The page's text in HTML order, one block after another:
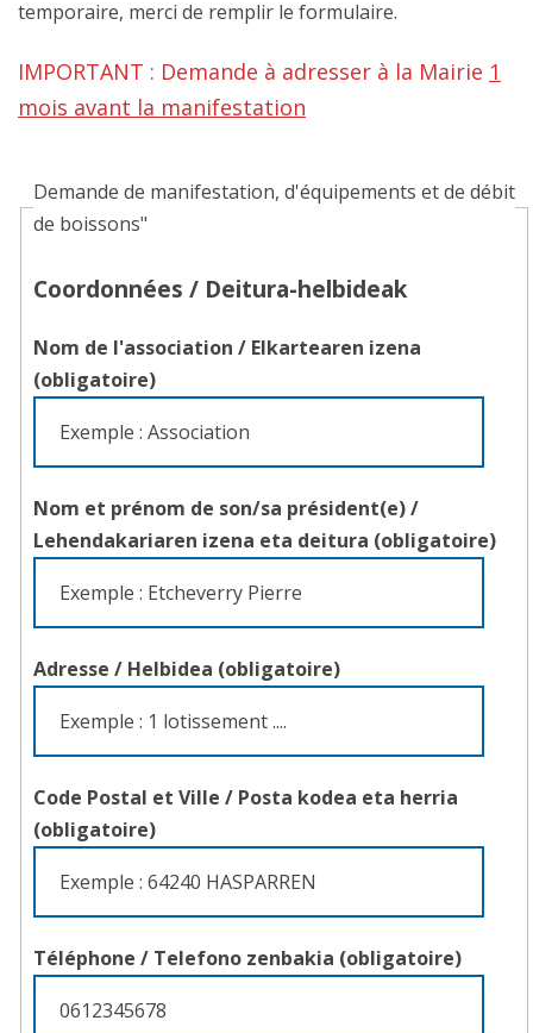
temporaire, merci de remplir le formulaire.
IMPORTANT : Demande à adresser à la Mairie 1
mois avant la manifestation
Demande de manifestation, d'équipements et de débit
de boissons"
Coordonnées / Deitura-helbideak
Nom de l'association / Elkartearen izena
(obligatoire)
Nom et prénom de son/sa président(e) /
Lehendakariaren izena eta deitura (obligatoire)
Adresse / Helbidea (obligatoire)
Code Postal et Ville / Posta kodea eta herria
(obligatoire)
Téléphone / Telefono zenbakia (obligatoire)